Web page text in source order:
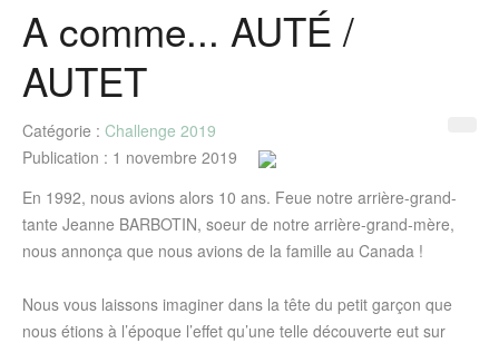
A comme... AUTÉ /
AUTET
Catégorie : Challenge 2019
Publication : 1 novembre 2019
En 1992, nous avions alors 10 ans. Feue notre arrière-grand-
tante Jeanne BARBOTIN, soeur de notre arrière-grand-mère,
nous annonça que nous avions de la famille au Canada !
Nous vous laissons imaginer dans la tête du petit garçon que
nous étions à l’époque l’effet qu’une telle découverte eut sur